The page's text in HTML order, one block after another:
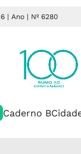
| Ano | Nº 6280
Caderno B